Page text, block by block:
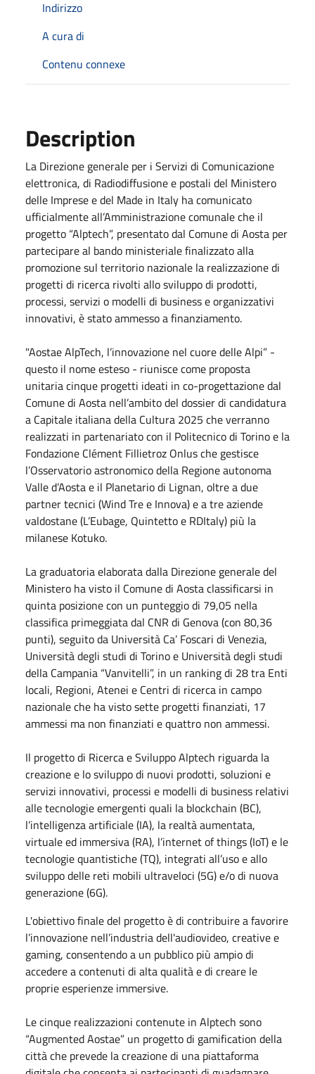
Indirizzo
A cura di
Contenu connexe
Description
La Direzione generale per i Servizi di Comunicazione
elettronica, di Radiodiffusione e postali del Ministero
delle Imprese e del Made in Italy ha comunicato
ufficialmente all’Amministrazione comunale che il
progetto “Alptech”, presentato dal Comune di Aosta per
partecipare al bando ministeriale finalizzato alla
promozione sul territorio nazionale la realizzazione di
progetti di ricerca rivolti allo sviluppo di prodotti,
processi, servizi o modelli di business e organizzativi
innovativi, è stato ammesso a finanziamento.
"Aostae AlpTech, l’innovazione nel cuore delle Alpi” -
questo il nome esteso - riunisce come proposta
unitaria cinque progetti ideati in co-progettazione dal
Comune di Aosta nell’ambito del dossier di candidatura
a Capitale italiana della Cultura 2025 che verranno
realizzati in partenariato con il Politecnico di Torino e la
Fondazione Clément Fillietroz Onlus che gestisce
l’Osservatorio astronomico della Regione autonoma
Valle d’Aosta e il Planetario di Lignan, oltre a due
partner tecnici (Wind Tre e Innova) e a tre aziende
valdostane (L’Eubage, Quintetto e RDItaly) più la
milanese Kotuko.
La graduatoria elaborata dalla Direzione generale del
Ministero ha visto il Comune di Aosta classificarsi in
quinta posizione con un punteggio di 79,05 nella
classifica primeggiata dal CNR di Genova (con 80,36
punti), seguito da Università Ca’ Foscari di Venezia,
Università degli studi di Torino e Università degli studi
della Campania “Vanvitelli”, in un ranking di 28 tra Enti
locali, Regioni, Atenei e Centri di ricerca in campo
nazionale che ha visto sette progetti finanziati, 17
ammessi ma non finanziati e quattro non ammessi.
Il progetto di Ricerca e Sviluppo Alptech riguarda la
creazione e lo sviluppo di nuovi prodotti, soluzioni e
servizi innovativi, processi e modelli di business relativi
alle tecnologie emergenti quali la blockchain (BC),
l’intelligenza artificiale (IA), la realtà aumentata,
virtuale ed immersiva (RA), l’internet of things (IoT) e le
tecnologie quantistiche (TQ), integrati all’uso e allo
sviluppo delle reti mobili ultraveloci (5G) e/o di nuova
generazione (6G).
L'obiettivo finale del progetto è di contribuire a favorire
l’innovazione nell’industria dell'audiovideo, creative e
gaming, consentendo a un pubblico più ampio di
accedere a contenuti di alta qualità e di creare le
proprie esperienze immersive.
Le cinque realizzazioni contenute in Alptech sono
“Augmented Aostae” un progetto di gamification della
città che prevede la creazione di una piattaforma